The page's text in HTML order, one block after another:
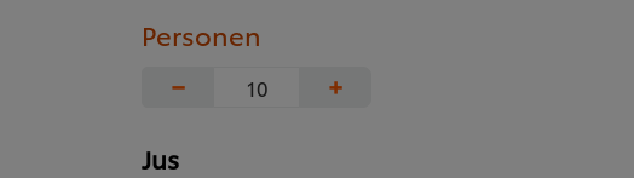
Personen
−
+
Jus